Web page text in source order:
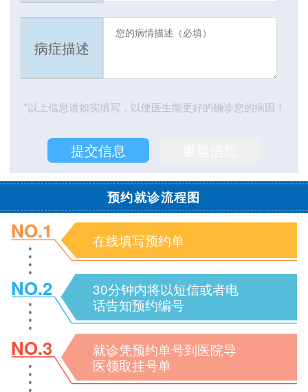
病症描述
*以上信息请如实填写，以便医生能更好的确诊您的病因！
预约就诊流程图
NO.1 在线填写预约单
NO.2
30分钟内将以短信或者电
话告知预约编号
NO.3
就诊凭预约单号到医院导
医领取挂号单